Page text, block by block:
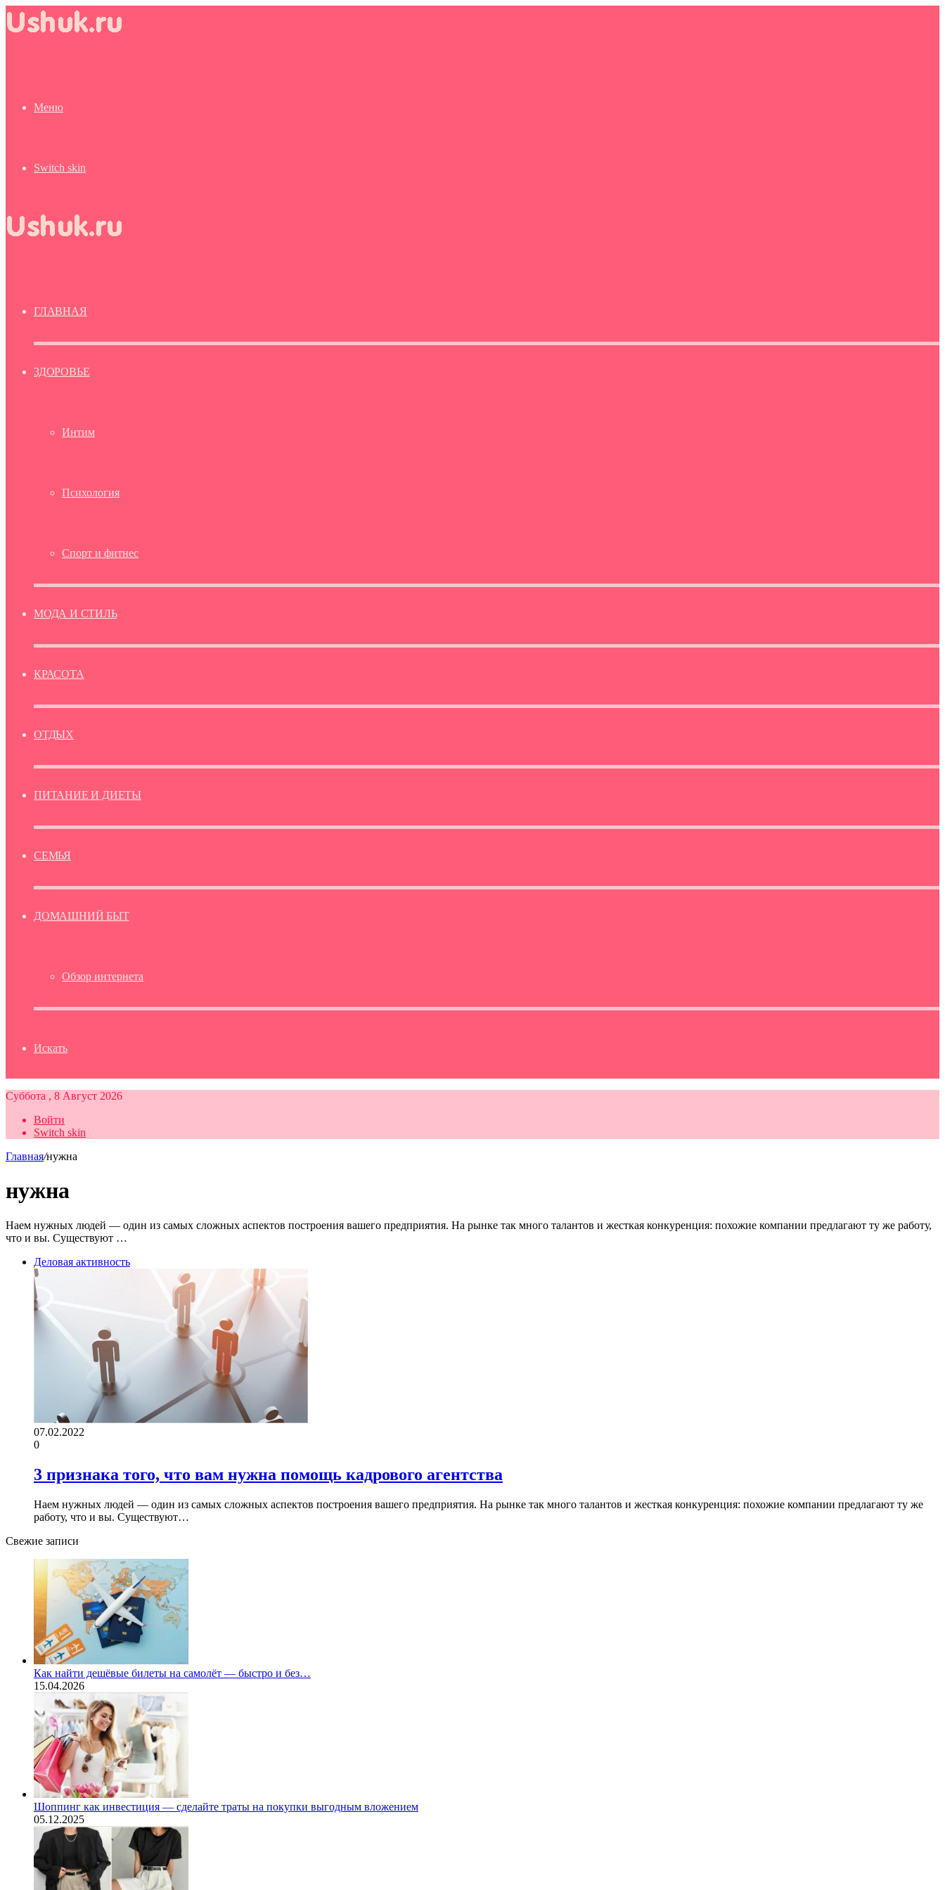
Меню
Switch skin
ГЛАВНАЯ
ЗДОРОВЬЕ
Интим
Психология
Спорт и фитнес
МОДА И СТИЛЬ
КРАСОТА
ОТДЫХ
ПИТАНИЕ И ДИЕТЫ
СЕМЬЯ
ДОМАШНИЙ БЫТ
Обзор интернета
Искать
Суббота , 8 Август 2026
Войти
Switch skin
Главная/нужна
нужна
Наем нужных людей — один из самых сложных аспектов построения вашего предприятия. На рынке так много талантов и жесткая конкуренция: похожие компании предлагают ту же работу,
что и вы. Существуют …
Деловая активность
07.02.2022
0
3 признака того, что вам нужна помощь кадрового агентства
Наем нужных людей — один из самых сложных аспектов построения вашего предприятия. На рынке так много талантов и жесткая конкуренция: похожие компании предлагают ту же
работу, что и вы. Существуют…
Свежие записи
Как найти дешёвые билеты на самолёт — быстро и без…
15.04.2026
Шоппинг как инвестиция — сделайте траты на покупки выгодным вложением
05.12.2025